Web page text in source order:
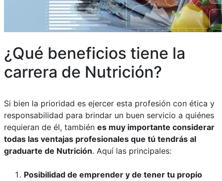
¿Qué beneficios tiene la
carrera de Nutrición?
Si bien la prioridad es ejercer esta profesión con ética y
responsabilidad para brindar un buen servicio a quiénes
requieran de él, también es muy importante considerar
todas las ventajas profesionales que tú tendrás al
graduarte de Nutrición. Aquí las principales:
Posibilidad de emprender y de tener tu propio